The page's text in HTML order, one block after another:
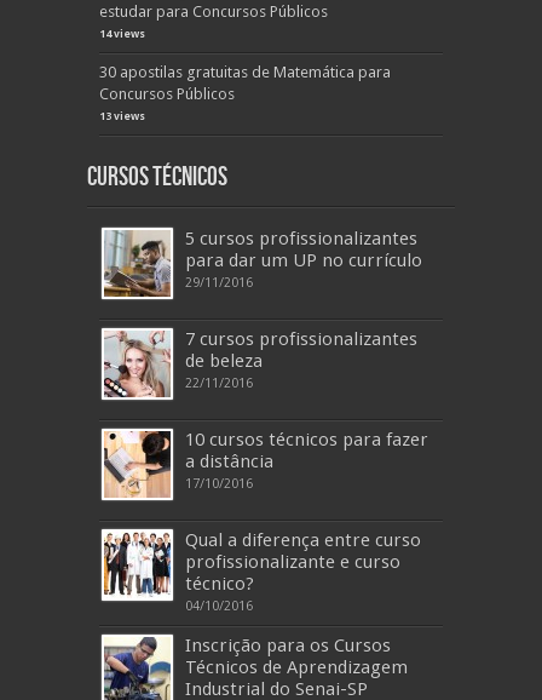
estudar para Concursos Públicos
14 views
30 apostilas gratuitas de Matemática para
Concursos Públicos
13 views
Cursos Técnicos
5 cursos profissionalizantes
para dar um UP no currículo
29/11/2016
7 cursos profissionalizantes
de beleza
22/11/2016
10 cursos técnicos para fazer
a distância
17/10/2016
Qual a diferença entre curso
profissionalizante e curso
técnico?
04/10/2016
Inscrição para os Cursos
Técnicos de Aprendizagem
Industrial do Senai-SP